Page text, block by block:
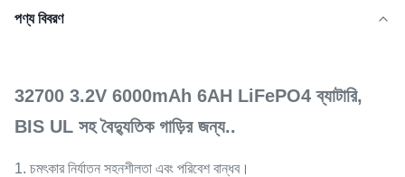
পণ্য বিবরণ
32700 3.2V 6000mAh 6AH LiFePO4 ব্যাটারি,
BIS UL সহ বৈদ্যুতিক গাড়ির জন্য..
1. চমৎকার নির্যাতন সহনশীলতা এবং পরিবেশ বান্ধব।